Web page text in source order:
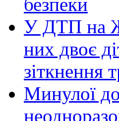
У ДТП на
них двоє
зіткнення
Минулої